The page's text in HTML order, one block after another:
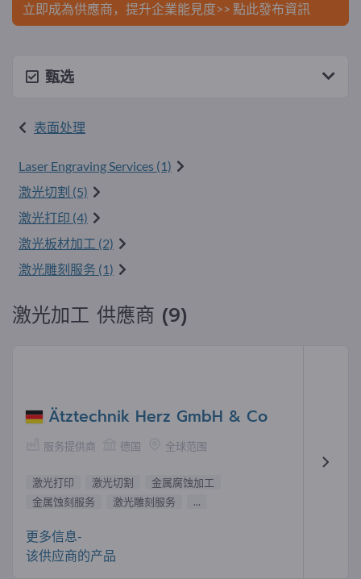
立即成為供應商，提升企業能見度>> 點此發布資訊
甄选
表面处理
Laser Engraving Services (1)
激光切割 (5)
激光打印 (4)
激光板材加工 (2)
激光雕刻服务 (1)
激光加工 供應商 (9)
Ätztechnik Herz GmbH & Co
服务提供商 德国 全球范围
激光打印 激光切割
金属腐蚀加工
金属蚀刻服务
激光雕刻服务 ...
更多信息-
该供应商的产品